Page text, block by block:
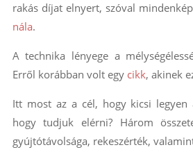
rakás díjat elnyert, szóval
nála.
A technika lényege a
Erről korábban volt egy cikk, akinek
Itt most az a cél, hogy kicsi legyen
hogy tudjuk elérni? Három
gyújtótávolsága, rekeszérték,